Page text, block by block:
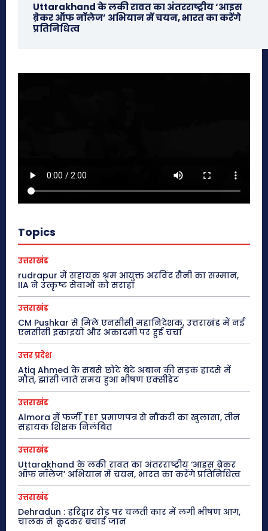
Uttarakhand के लकी रावत का अंतरराष्ट्रीय ‘आइस
ब्रेकर ऑफ नॉलेज’ अभियान में चयन, भारत का करेंगे
प्रतिनिधित्व
Topics
उत्तराखंड
rudrapur में सहायक श्रम आयुक्त अरविंद सैनी का सम्मान,
IIA ने उत्कृष्ट सेवाओं को सराहा
उत्तराखंड
CM Pushkar से मिले एनसीसी महानिदेशक, उत्तराखंड में नई
एनसीसी इकाइयों और अकादमी पर हुई चर्चा
उत्तर प्रदेश
Atiq Ahmed के सबसे छोटे बेटे अबान की सड़क हादसे में
मौत, झांसी जाते समय हुआ भीषण एक्सीडेंट
उत्तराखंड
Almora में फर्जी TET प्रमाणपत्र से नौकरी का खुलासा, तीन
सहायक शिक्षक निलंबित
उत्तराखंड
Uttarakhand के लकी रावत का अंतरराष्ट्रीय ‘आइस ब्रेकर
ऑफ नॉलेज’ अभियान में चयन, भारत का करेंगे प्रतिनिधित्व
उत्तराखंड
Dehradun : हरिद्वार रोड पर चलती कार में लगी भीषण आग,
चालक ने कूदकर बचाई जान